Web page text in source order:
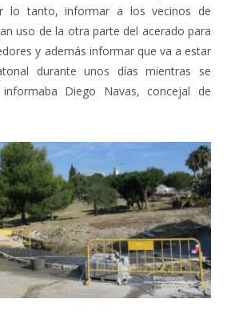
lo tanto, informar a los vecinos de
uso de la otra parte del acerado para
y además informar que va a estar
durante unos días mientras se
Diego Navas, concejal de